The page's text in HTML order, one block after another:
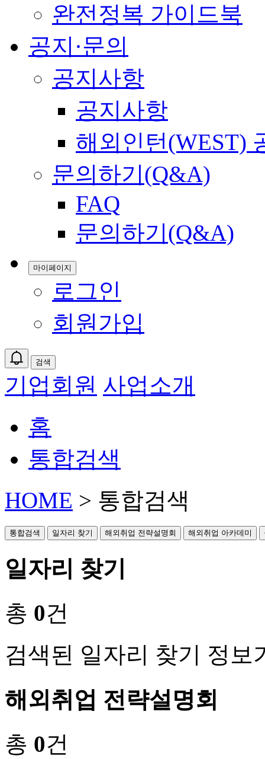
완전정복 가이드북
공지·문의
공지사항
공지사항
해외인턴(WEST)
문의하기(Q&A)
FAQ
문의하기(Q&A)
마이페이지
로그인
회원가입
검색
기업회원 사업소개
홈
통합검색
HOME > 통합검색
통합검색 일자리 찾기 해외취업 전략설명회 해외취업 아카데미
일자리 찾기
총 0건
검색된 일자리 찾기 정보
해외취업 전략설명회
총 0건